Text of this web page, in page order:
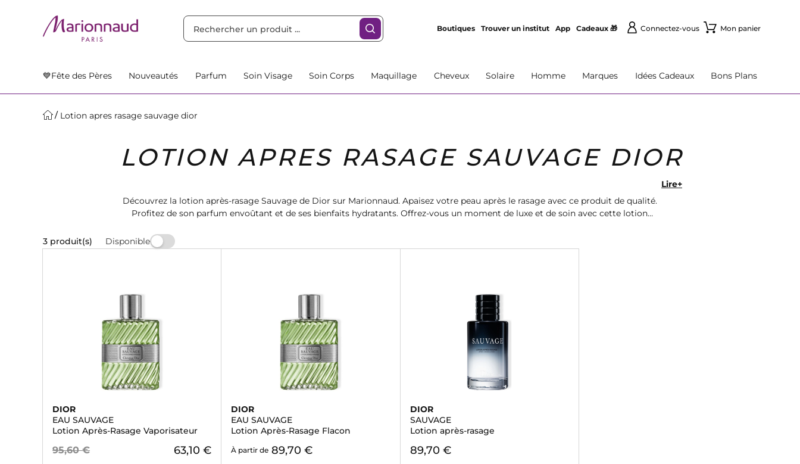
Boutiques Trouver un institut App Cadeaux 🎁 Connectez-vous Mon panier
💙Fête des Pères Nouveautés Parfum Soin Visage Soin Corps Maquillage Cheveux Solaire Homme Marques Idées Cadeaux Bons Plans
Lotion apres rasage sauvage dior
LOTION APRES RASAGE SAUVAGE DIOR
Découvrez la lotion après-rasage Sauvage de Dior sur Marionnaud. Apaisez votre peau après le rasage avec ce produit de qualité.
Profitez de son parfum envoûtant et de ses bienfaits hydratants. Offrez-vous un moment de luxe et de soin avec cette lotion
Lire+
3 produit(s) Disponible
DIOR
EAU SAUVAGE
Lotion Après-Rasage Vaporisateur
95,60 € 63,10 €
DIOR
EAU SAUVAGE
Lotion Après-Rasage Flacon
À partir de 89,70 €
DIOR
SAUVAGE
Lotion après-rasage
89,70 €